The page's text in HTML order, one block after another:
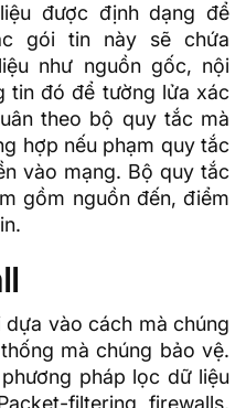
được định dạng để
gói tin này sẽ chứa
như nguồn gốc, nội
tin đó để tường lửa xác
theo bộ quy tắc mà
hợp nếu phạm quy tắc
vào mạng. Bộ quy tắc
gồm nguồn đến, điểm
vào cách mà chúng
mà chúng bảo vệ.
pháp lọc dữ liệu